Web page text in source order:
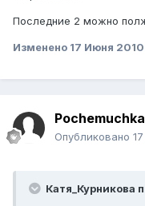
Последние 2 можно
Изменено 17 Июня 2010
Pochemuchka
Опубликовано
Катя_Курникова